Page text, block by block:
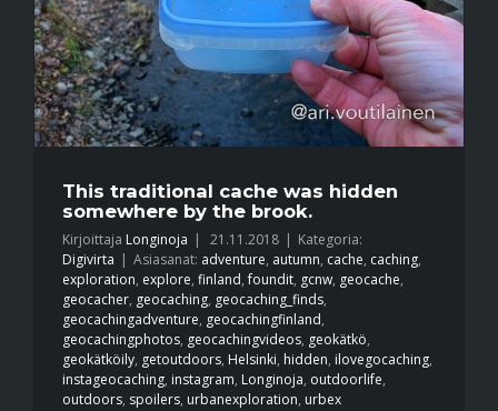
This traditional cache was hidden
somewhere by the brook.
Kirjoittaja Longinoja 21.11.2018
Kategoria:
Digivirta
Asiasanat: adventure, autumn, cache, caching,
exploration, explore, finland,foundit, gcnw, geocache,
geocacher, geocaching, geocaching_finds,
geocachingadventure, geocachingfinland,
geocachingphotos, geocachingvideos, geokätkö,
geokätköily, getoutdoors, Helsinki, hidden, ilovegocaching,
instageocaching, instagram, Longinoja, outdoorlife,
outdoors, spoilers, urbanexploration, urbex